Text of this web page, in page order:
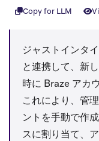
Copy for LLM
ジャストインタ
と連携して、新
時に Braze アカ
これにより、管
ントを手動で作
スに割り当て、